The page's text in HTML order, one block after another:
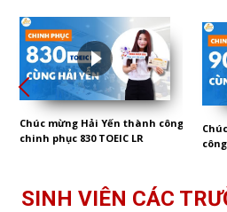
Chúc mừng Hải Yến thành công
chinh phục 830 TOEIC LR
SINH VIÊN CÁC